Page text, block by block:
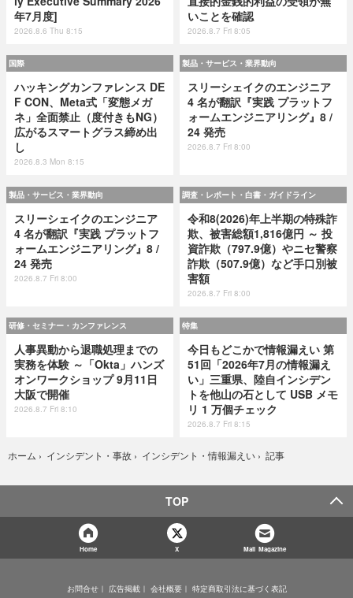
年7月度]
2026.8.6 Thu 8:15
いことを確認
2026.8.7 Fri 8:05
国際
ハッキングカンファレンス DE
F CON、Meta式「変態メガ
ネ」全面禁止（度付きもNG）
広がるスマートグラス締め出
し
2026.8.3 Mon 8:15
製品・サービス・業界動向
スリーシェイクのエンジニア
4 名が翻訳『実践 プラットフ
ォームエンジニアリング』8 /
24 発売
2026.8.7 Fri 8:00
製品・サービス・業界動向
スリーシェイクのエンジニア
4 名が翻訳『実践 プラットフ
ォームエンジニアリング』8 /
24 発売
2026.8.7 Fri 8:00
調査・レポート・白書・ガイドライン
令和8(2026)年上半期の特殊詐
欺、被害総額1,816億円 ～ 投
資詐欺（797.9億）やニセ警察
詐欺（507.9億）など手口別被
害額
2026.8.7 Fri 8:00
研修・セミナー・カンファレンス
人事異動から退職処理までの
実務を体験 ～「Okta」ハンズ
オンワークショップ 9月11日
大阪で開催
2026.8.7 Fri 8:10
特集
今日もどこかで情報漏えい 第
51回「2026年7月の情報漏え
い」三重県、陸自インシデン
トを他山の石として USB メモ
リ 1 万個チェック
2026.8.7 Fri 8:15
ホーム › インシデント・事故 › インシデント・情報漏えい › 記事
TOP
Home X Mail Magazine
お問合せ 広告掲載 会社概要 特定商取引法に基づく表記